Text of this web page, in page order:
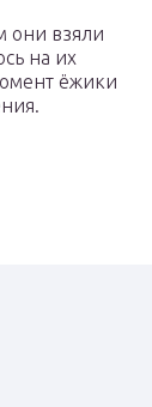
они взяли
на их
ёжики